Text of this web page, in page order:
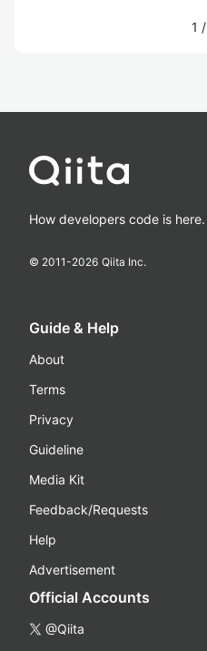
1 /
How developers code is here.
© 2011-2026 Qiita Inc.
Guide & Help
About
Terms
Privacy
Guideline
Media Kit
Feedback/Requests
Help
Advertisement
Official Accounts
@Qiita